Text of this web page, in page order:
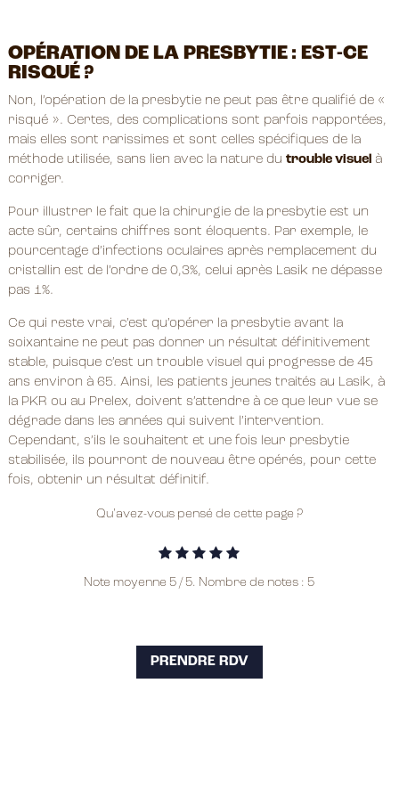
OPÉRATION DE LA PRESBYTIE : EST-CE
RISQUÉ ?
Non, l’opération de la presbytie ne peut pas être qualifié de «
risqué ». Certes, des complications sont parfois rapportées,
mais elles sont rarissimes et sont celles spécifiques de la
méthode utilisée, sans lien avec la nature du trouble visuel à
corriger.
Pour illustrer le fait que la chirurgie de la presbytie est un
acte sûr, certains chiffres sont éloquents. Par exemple, le
pourcentage d’infections oculaires après remplacement du
cristallin est de l’ordre de 0,3%, celui après Lasik ne dépasse
pas 1%.
Ce qui reste vrai, c’est qu’opérer la presbytie avant la
soixantaine ne peut pas donner un résultat définitivement
stable, puisque c’est un trouble visuel qui progresse de 45
ans environ à 65. Ainsi, les patients jeunes traités au Lasik, à
la PKR ou au Prelex, doivent s’attendre à ce que leur vue se
dégrade dans les années qui suivent l’intervention.
Cependant, s’ils le souhaitent et une fois leur presbytie
stabilisée, ils pourront de nouveau être opérés, pour cette
fois, obtenir un résultat définitif.
Qu'avez-vous pensé de cette page ?
Note moyenne 5 / 5. Nombre de notes : 5
PRENDRE RDV